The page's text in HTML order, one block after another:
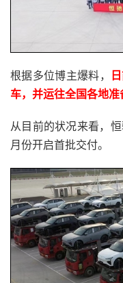
根据多位博主爆料，
车，并运往全国各地准
从目前的状况来看，
月份开启首批交付。